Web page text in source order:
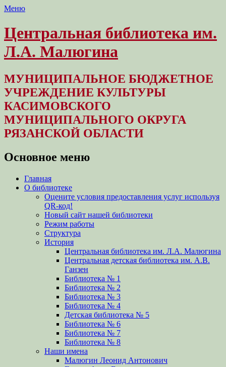
Меню
Центральная библиотека им.
Л.А. Малюгина
МУНИЦИПАЛЬНОЕ БЮДЖЕТНОЕ
УЧРЕЖДЕНИЕ КУЛЬТУРЫ
КАСИМОВСКОГО
МУНИЦИПАЛЬНОГО ОКРУГА
РЯЗАНСКОЙ ОБЛАСТИ
Основное меню
Перейти
содержимому
Главная
О библиотеке
Оцените условия предоставления услуг используя
QR-код!
Новый сайт нашей библиотеки
Режим работы
Структура
История
Центральная библиотека им. Л.А. Малюгина
Центральная детская библиотека им. А.В.
Ганзен
Библиотека № 1
Библиотека № 2
Библиотека № 3
Библиотека № 4
Детская библиотека № 5
Библиотека № 6
Библиотека № 7
Библиотека № 8
Наши имена
Малюгин Леонид Антонович